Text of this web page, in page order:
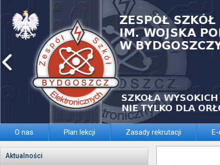
O nas Plan lekcji Zasady rekrutacji
Aktualności